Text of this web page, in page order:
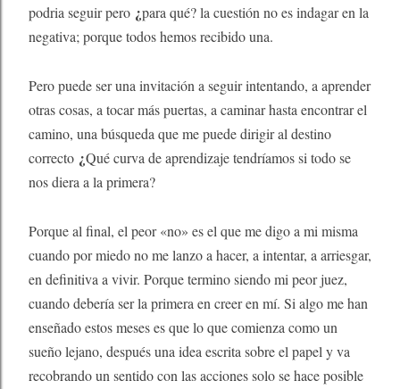
podria seguir pero ¿para qué? la cuestión no es indagar en la
negativa; porque todos hemos recibido una.
Pero puede ser una invitación a seguir intentando, a aprender
otras cosas, a tocar más puertas, a caminar hasta encontrar el
camino, una búsqueda que me puede dirigir al destino
correcto ¿Qué curva de aprendizaje tendríamos si todo se
nos diera a la primera?
Porque al final, el peor «no» es el que me digo a mi misma
cuando por miedo no me lanzo a hacer, a intentar, a arriesgar,
en definitiva a vivir. Porque termino siendo mi peor juez,
cuando debería ser la primera en creer en mí. Si algo me han
enseñado estos meses es que lo que comienza como un
sueño lejano, después una idea escrita sobre el papel y va
recobrando un sentido con las acciones solo se hace posible